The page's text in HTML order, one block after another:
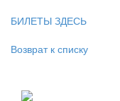
БИЛЕТЫ ЗДЕСЬ
Возврат к списку